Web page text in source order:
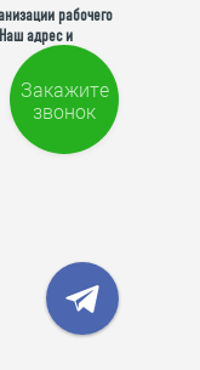
рабочего
адрес и
Закажите
звонок